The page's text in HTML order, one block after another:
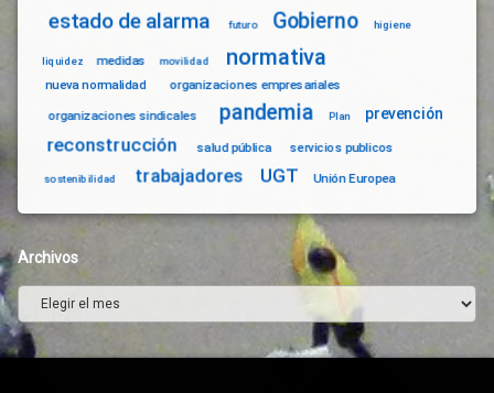
estado de alarma futuro Gobierno higiene
liquidez medidas movilidad normativa
nueva normalidad organizaciones empresariales
organizaciones sindicales pandemia Plan prevención
reconstrucción salud pública servicios publicos
sostenibilidad trabajadores UGT Unión Europea
Archivos
Archivos